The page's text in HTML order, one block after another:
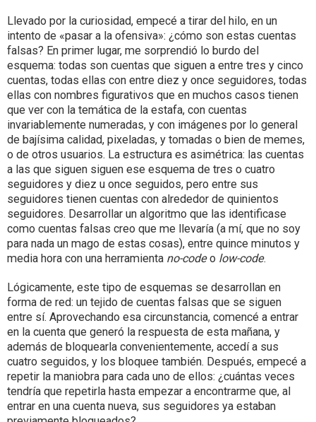
Llevado por la curiosidad, empecé a tirar del hilo, en un
intento de «pasar a la ofensiva»: ¿cómo son estas cuentas
falsas? En primer lugar, me sorprendió lo burdo del
esquema: todas son cuentas que siguen a entre tres y cinco
cuentas, todas ellas con entre diez y once seguidores, todas
ellas con nombres figurativos que en muchos casos tienen
que ver con la temática de la estafa, con cuentas
invariablemente numeradas, y con imágenes por lo general
de bajísima calidad, pixeladas, y tomadas o bien de memes,
o de otros usuarios. La estructura es asimétrica: las cuentas
a las que siguen siguen ese esquema de tres o cuatro
seguidores y diez u once seguidos, pero entre sus
seguidores tienen cuentas con alrededor de quinientos
seguidores. Desarrollar un algoritmo que las identificase
como cuentas falsas creo que me llevaría (a mí, que no soy
para nada un mago de estas cosas), entre quince minutos y
media hora con una herramienta no-codeo low-code.
Lógicamente, este tipo de esquemas se desarrollan en
forma de red: un tejido de cuentas falsas que se siguen
entre sí. Aprovechando esa circunstancia, comencé a entrar
en la cuenta que generó la respuesta de esta mañana, y
además de bloquearla convenientemente, accedí a sus
cuatro seguidos, y los bloquee también. Después, empecé a
repetir la maniobra para cada uno de ellos: ¿cuántas veces
tendría que repetirla hasta empezar a encontrarme que, al
entrar en una cuenta nueva, sus seguidores ya estaban